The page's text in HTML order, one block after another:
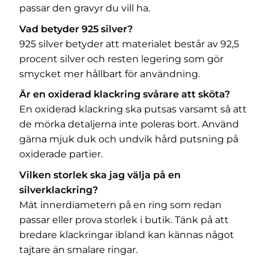
passar den gravyr du vill ha.
Vad betyder 925 silver?
925 silver betyder att materialet består av 92,5
procent silver och resten legering som gör
smycket mer hållbart för användning.
Är en oxiderad klackring svårare att sköta?
En oxiderad klackring ska putsas varsamt så att
de mörka detaljerna inte poleras bort. Använd
gärna mjuk duk och undvik hård putsning på
oxiderade partier.
Vilken storlek ska jag välja på en
silverklackring?
Mät innerdiametern på en ring som redan
passar eller prova storlek i butik. Tänk på att
bredare klackringar ibland kan kännas något
tajtare än smalare ringar.